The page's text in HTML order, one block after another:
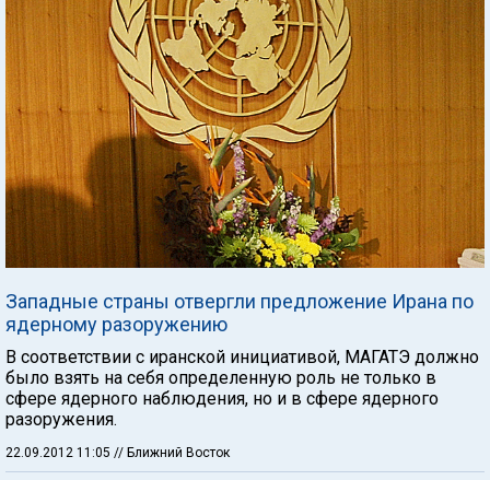
Западные страны отвергли предложение Ирана по
ядерному разоружению
В соответствии с иранской инициативой, МАГАТЭ должно
было взять на себя определенную роль не только в
сфере ядерного наблюдения, но и в сфере ядерного
разоружения.
22.09.2012 11:05 // Ближний Восток